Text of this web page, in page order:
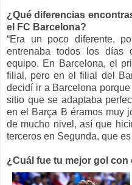
¿Qué diferencias
el FC Barcelona?
“Era un poco diferente,
entrenaba todos los días
equipo. En Barcelona, el
filial, pero en el filial del
decidí ir a Barcelona
sitio que se adaptaba
en el Barça B éramos muy
de mucho nivel, así que
terceros en Segunda, que
¿Cuál fue tu mejor gol con